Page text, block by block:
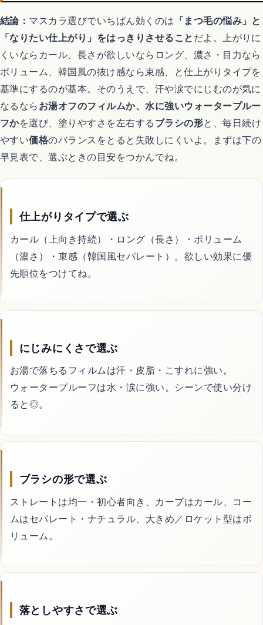
アニメ映画
異世界転生アニメ
恋愛アニメ
ゲーム
処分・回収
結論： マスカラ選びでいちばん効くのは 「まつ毛の悩み」と
「なりたい仕上がり」をはっきりさせることだよ。上がりに
くいならカール、長さが欲しいならロング、濃さ・目力なら
ボリューム、韓国風の抜け感なら束感、と仕上がりタイプを
基準にするのが基本。そのうえで、汗や涙でにじむのが気に
なるならお湯オフのフィルムか、水に強いウォータープルー
フかを選び、塗りやすさを左右するブラシの形と、毎日続け
やすい価格のバランスをとると失敗しにくいよ。まずは下の
早見表で、選ぶときの目安をつかんでね。
仕上がりタイプで選ぶ
カール（上向き持続）・ロング（長さ）・ボリューム
（濃さ）・束感（韓国風セパレート）。欲しい効果に優
先順位をつけてね。
にじみにくさで選ぶ
お湯で落ちるフィルムは汗・皮脂・こすれに強い。
ウォータープルーフは水・涙に強い。シーンで使い分け
ると◎。
ブラシの形で選ぶ
ストレートは均一・初心者向き、カーブはカール、コー
ムはセパレート・ナチュラル、大きめ／ロケット型はボ
リューム。
落としやすさで選ぶ